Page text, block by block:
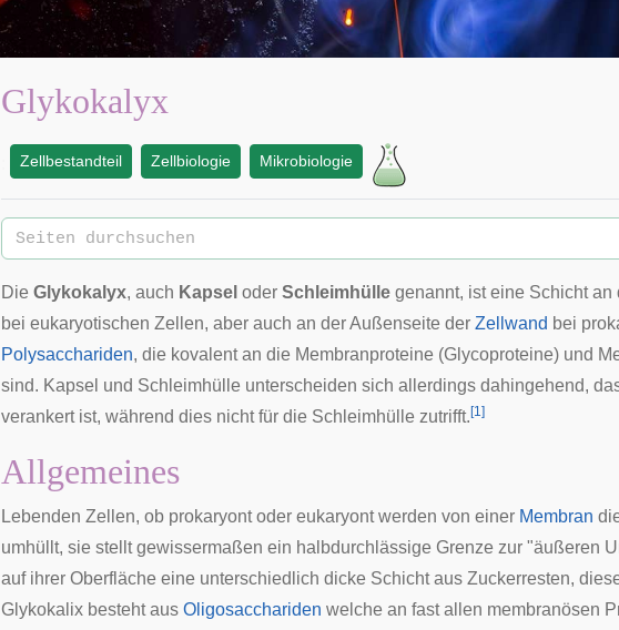
Glykokalyx
Zellbestandteil Zellbiologie Mikrobiologie
Die Glykokalyx, auch Kapsel oder Schleimhülle genannt, ist eine Schicht
bei eukaryotischen Zellen, aber auch an der Außenseite der Zellwand bei
Polysacchariden, die kovalent an die Membranproteine (Glycoproteine) und
sind. Kapsel und Schleimhülle unterscheiden sich allerdings dahingehend,
verankert ist, während dies nicht für die Schleimhülle zutrifft. [1]
Allgemeines
Lebenden Zellen, ob prokaryont oder eukaryont werden von einer Membran
umhüllt, sie stellt gewissermaßen ein halbdurchlässige Grenze zur "äußeren
auf ihrer Oberfläche eine unterschiedlich dicke Schicht aus Zuckerresten,
Glykokalix besteht aus Oligosacchariden welche an fast allen membranösen